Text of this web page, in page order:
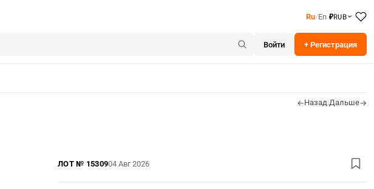
Ru/En ₽RUB
Войти + Регистрация
←Назад|Дальше→
ЛОТ № 1530904 Авг 2026